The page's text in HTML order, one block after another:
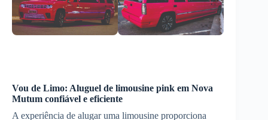
Vou de Limo: Aluguel de limousine pink em Nova
Mutum confiável e eficiente
A experiência de alugar uma limousine proporciona